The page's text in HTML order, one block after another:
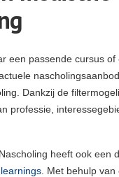
een passende cursus
Dankzij de
professie,
heeft ook een
. Met behulp